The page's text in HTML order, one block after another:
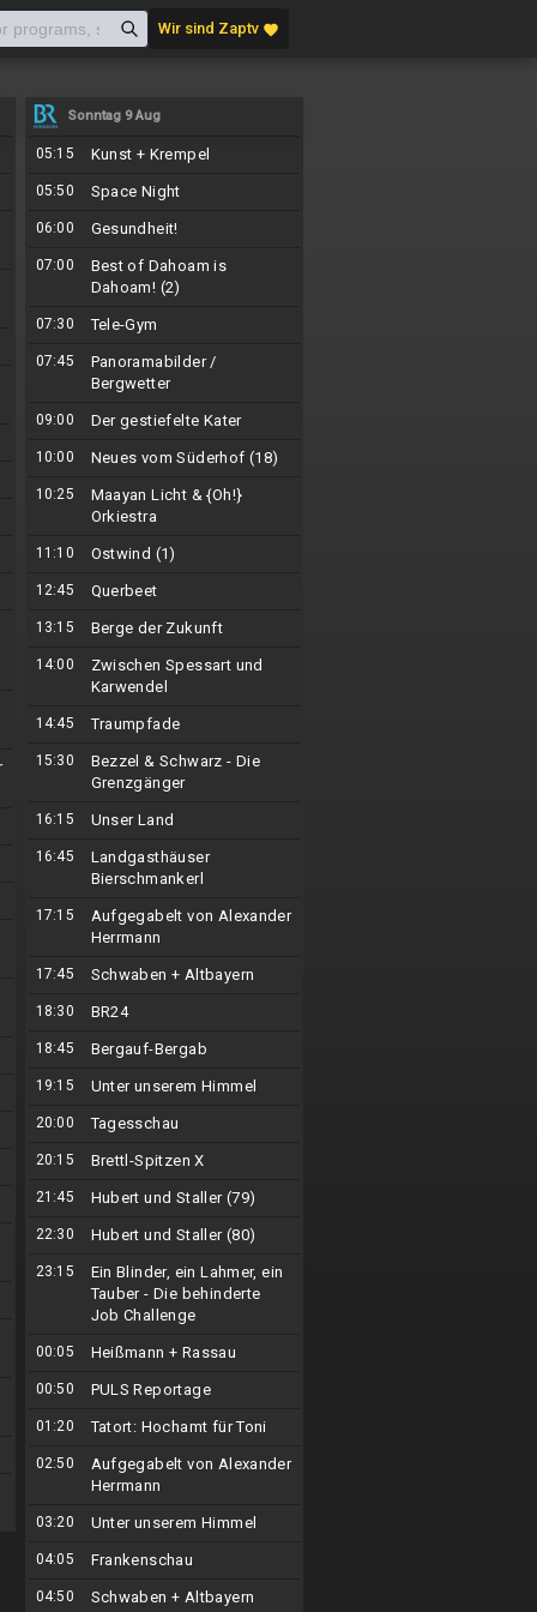
Wir sind Zaptv favorite
Sonntag 9 Aug
05:15 Kunst + Krempel
05:50 Space Night
06:00 Gesundheit!
07:00
Best of Dahoam is
Dahoam! (2)
07:30 Tele-Gym
07:45
Panoramabilder /
Bergwetter
09:00 Der gestiefelte Kater
10:00 Neues vom Süderhof (18)
10:25
Maayan Licht & {Oh!}
Orkiestra
11:10 Ostwind (1)
12:45 Querbeet
13:15 Berge der Zukunft
14:00
Zwischen Spessart und
Karwendel
14:45 Traumpfade
15:30
Bezzel & Schwarz - Die
Grenzgänger
16:15 Unser Land
16:45
Landgasthäuser
Bierschmankerl
17:15
Aufgegabelt von Alexander
Herrmann
17:45 Schwaben + Altbayern
18:30 BR24
18:45 Bergauf-Bergab
19:15 Unter unserem Himmel
20:00 Tagesschau
20:15 Brettl-Spitzen X
21:45 Hubert und Staller (79)
22:30 Hubert und Staller (80)
23:15
Ein Blinder, ein Lahmer, ein
Tauber - Die behinderte
Job Challenge
00:05 Heißmann + Rassau
00:50 PULS Reportage
01:20 Tatort: Hochamt für Toni
02:50
Aufgegabelt von Alexander
Herrmann
03:20 Unter unserem Himmel
04:05 Frankenschau
04:50 Schwaben + Altbayern